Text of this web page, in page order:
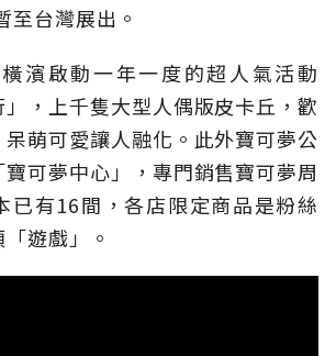
至台灣展出。
濱啟動一年一度的超人氣活動
」，上千隻大型人偶版皮卡丘，歡
萌可愛讓人融化。此外寶可夢公
可夢中心」，專門銷售寶可夢周
已有16間，各店限定商品是粉絲
遊戲」。